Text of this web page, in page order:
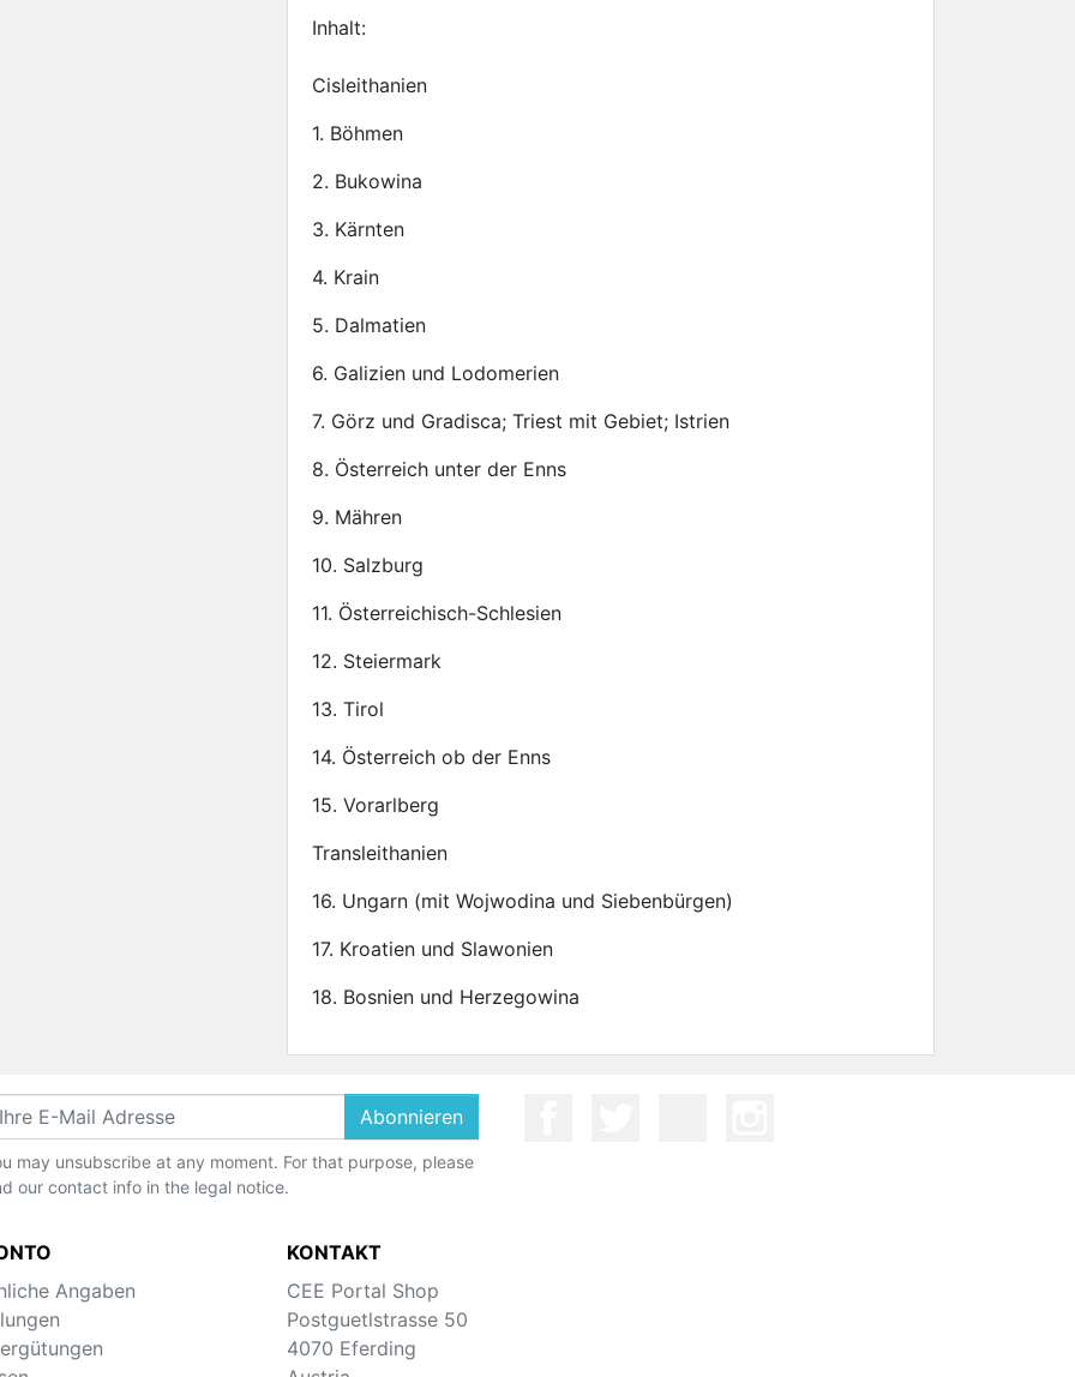
Inhalt:
Cisleithanien
1. Böhmen
2. Bukowina
3. Kärnten
4. Krain
5. Dalmatien
6. Galizien und Lodomerien
7. Görz und Gradisca; Triest mit Gebiet; Istrien
8. Österreich unter der Enns
9. Mähren
10. Salzburg
11. Österreichisch-Schlesien
12. Steiermark
13. Tirol
14. Österreich ob der Enns
15. Vorarlberg
Transleithanien
16. Ungarn (mit Wojwodina und Siebenbürgen)
17. Kroatien und Slawonien
18. Bosnien und Herzegowina
Abonnieren
may unsubscribe at any moment. For that purpose, please
our contact info in the legal notice.
Angaben
KONTAKT
CEE Portal Shop
Postguetlstrasse 50
4070 Eferding